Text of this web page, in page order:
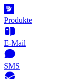
Produkte
E-Mail
SMS